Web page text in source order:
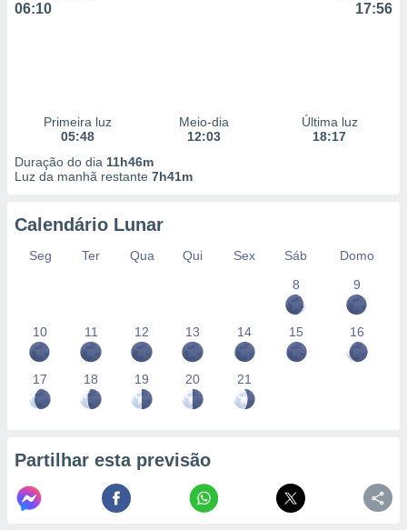
06:10 17:56
Primeira luz
05:48
Meio-dia
12:03
Última luz
18:17
Duração do dia 11h46m
Luz da manhã restante 7h41m
Calendário Lunar
Seg Ter Qua Qui Sex Sáb
Domo
8
9
10 11 12 13 14 15 16
17 18 19 20 21
Partilhar esta previsão